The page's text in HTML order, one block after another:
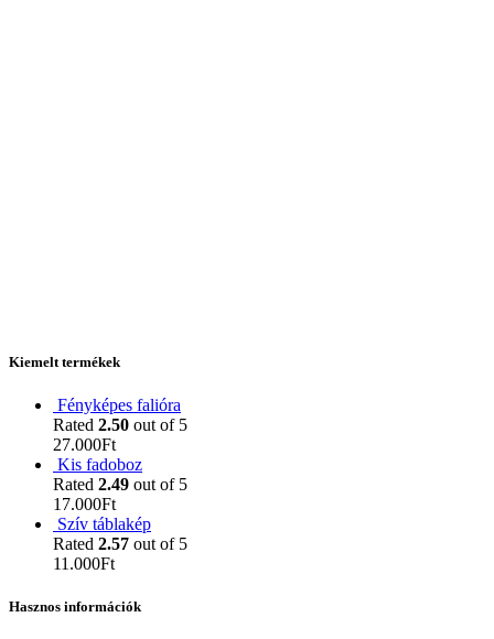
Kiemelt termékek
Fényképes falióra
Rated 2.50 out of 5
27.000Ft
Kis fadoboz
Rated 2.49 out of 5
17.000Ft
Szív táblakép
Rated 2.57 out of 5
11.000Ft
Hasznos információk